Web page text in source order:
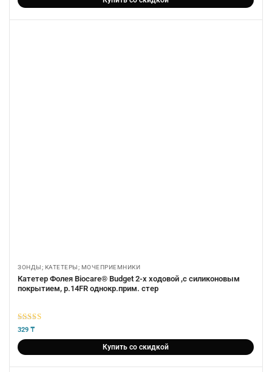
ЗОНДЫ; КАТЕТЕРЫ; МОЧЕПРИЕМНИКИ
Катетер Фолея Biocare® Budget 2-х ходовой ,с силиконовым
покрытием, р.14FR однокр.прим. стер
5из 5
329 ₸
Купить со скидкой